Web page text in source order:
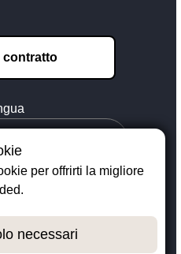
contratto
per offrirti la migliore
necessari